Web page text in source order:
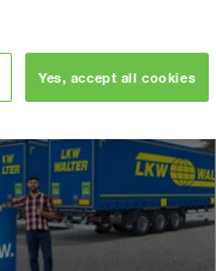
εμπορευμάτων
Yes, accept all cookies